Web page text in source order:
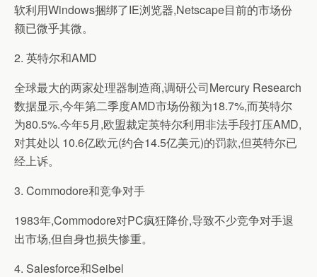
软利用Windows捆绑了IE浏览器,Netscape目前的市场份
额已微乎其微。
2. 英特尔和AMD
全球最大的两家处理器制造商,调研公司Mercury Research
数据显示,今年第二季度AMD市场份额为18.7%,而英特尔
为80.5%.今年5月,欧盟裁定英特尔利用非法手段打压AMD,
对其处以 10.6亿欧元(约合14.5亿美元)的罚款,但英特尔已
经上诉。
3. Commodore和竞争对手
1983年,Commodore对PC疯狂降价,导致不少竞争对手退
出市场,但自身也损失惨重。
4. Salesforce和Seibel